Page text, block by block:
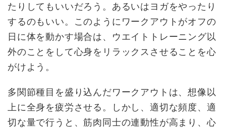
たりしてもいいだろう。あるいはヨガをやったり
するのもいい。このようにワークアウトがオフの
日に体を動かす場合は、ウエイトトレーニング以
外のことをして心身をリラックスさせることを心
がけよう。
多関節種目を盛り込んだワークアウトは、想像以
上に全身を疲労させる。しかし、適切な頻度、適
切な量で行うと、筋肉同士の連動性が高まり、心